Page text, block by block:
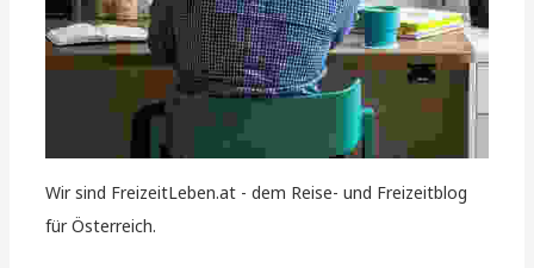
Wir sind FreizeitLeben.at - dem Reise- und Freizeitblog
für Österreich.